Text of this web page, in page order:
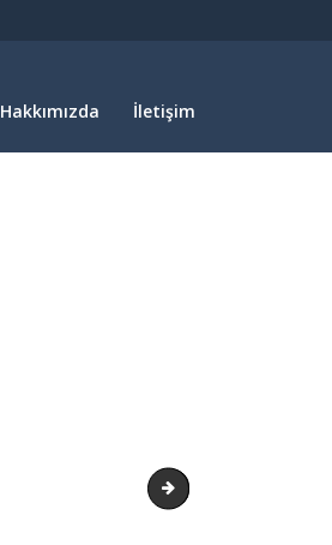
Hakkımızda İletişim
2023 Kızıldeniz turu 2